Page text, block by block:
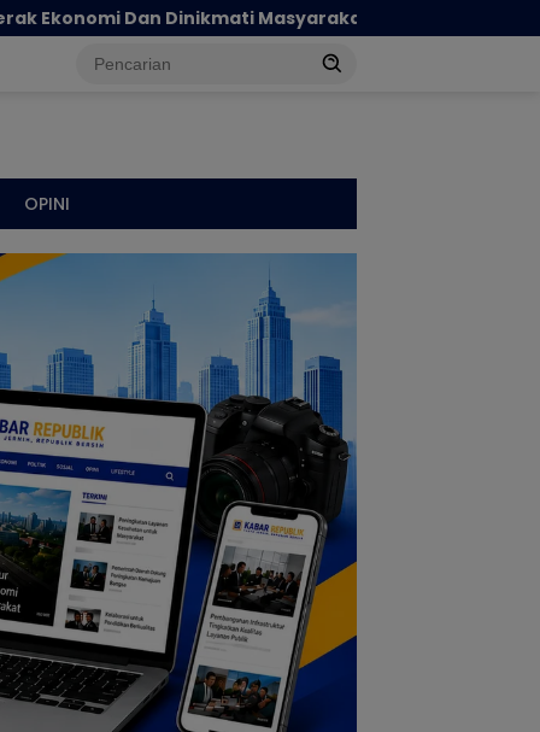
Peran Pemerintah On The Track,
OPINI